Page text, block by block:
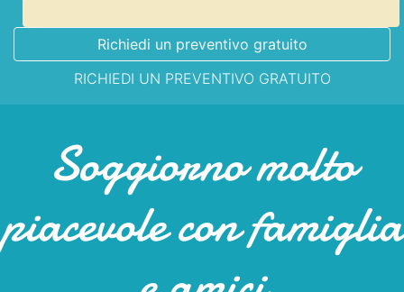
Richiedi un preventivo gratuito
RICHIEDI UN PREVENTIVO GRATUITO
Soggiorno molto
piacevole con famiglia